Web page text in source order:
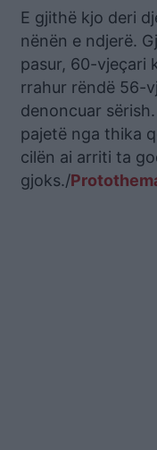
E gjithë kjo deri
nënën e ndjerë.
pasur, 60-vjeçari
rrahur rëndë 56-
denoncuar
pajetë nga thika
cilën ai arriti ta
gjoks./